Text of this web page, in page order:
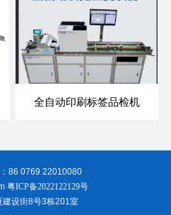
全自动印刷标签品检机
86 0769 22010080
粤ICP备2022122129号
建设街8号3栋201室